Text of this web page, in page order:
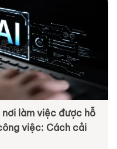
làm việc được hỗ
việc: Cách cải